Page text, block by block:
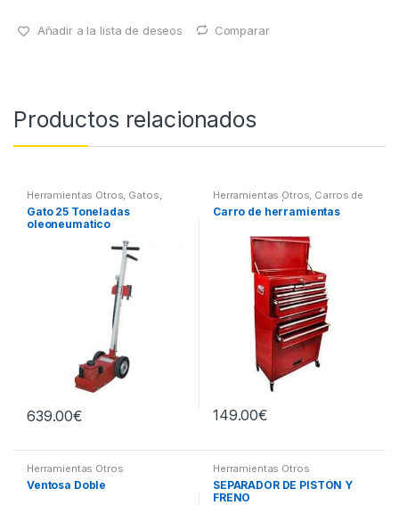
Añadir a la lista de deseos Comparar
Productos relacionados
Herramientas Otros, Gatos,
Soportes y Hidraulica
Gato 25 Toneladas
oleoneumatico
639.00€
Herramientas Otros, Carros de
Herramientas | Bancos
Carro de herramientas
149.00€
Herramientas Otros
Ventosa Doble
Herramientas Otros
SEPARADOR DE PISTÓN Y
FRENO